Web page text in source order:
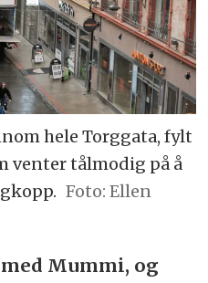
hele Torggata, fylt
venter tålmodig på å
Foto: Ellen
Mummi, og